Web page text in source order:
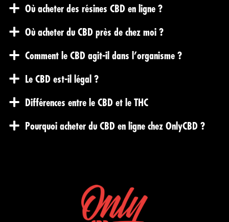
Où acheter des résines CBD en ligne ?
Où acheter du CBD près de chez moi ?
Comment le CBD agit-il dans l’organisme ?
Le CBD est-il légal ?
Différences entre le CBD et le THC
Pourquoi acheter du CBD en ligne chez OnlyCBD ?